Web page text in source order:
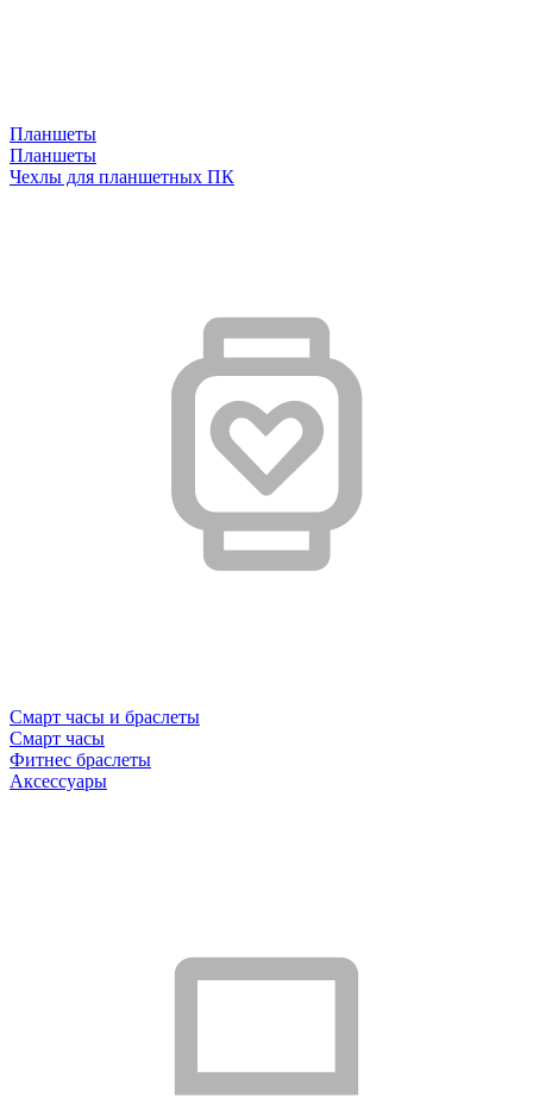
Планшеты
Планшеты
Чехлы для планшетных ПК
Смарт часы и браслеты
Смарт часы
Фитнес браслеты
Аксессуары